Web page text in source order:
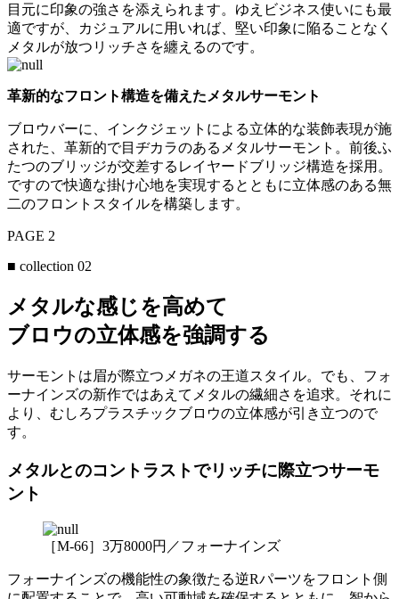
目元に印象の強さを添えられます。ゆえビジネス使いにも最
適ですが、カジュアルに用いれば、堅い印象に陥ることなく
メタルが放つリッチさを纏えるのです。
革新的なフロント構造を備えたメタルサーモント
ブロウバーに、インクジェットによる立体的な装飾表現が施
された、革新的で目ヂカラのあるメタルサーモント。前後ふ
たつのブリッジが交差するレイヤードブリッジ構造を採用。
ですので快適な掛け心地を実現するとともに立体感のある無
二のフロントスタイルを構築します。
PAGE 2
■ collection 02
メタルな感じを高めて
ブロウの立体感を強調する
サーモントは眉が際立つメガネの王道スタイル。でも、フォ
ーナインズの新作ではあえてメタルの繊細さを追求。それに
より、むしろプラスチックブロウの立体感が引き立つので
す。
メタルとのコントラストでリッチに際立つサーモ
ント
［M-66］3万8000円／フォーナインズ
フォーナインズの機能性の象徴たる逆Rパーツをフロント側